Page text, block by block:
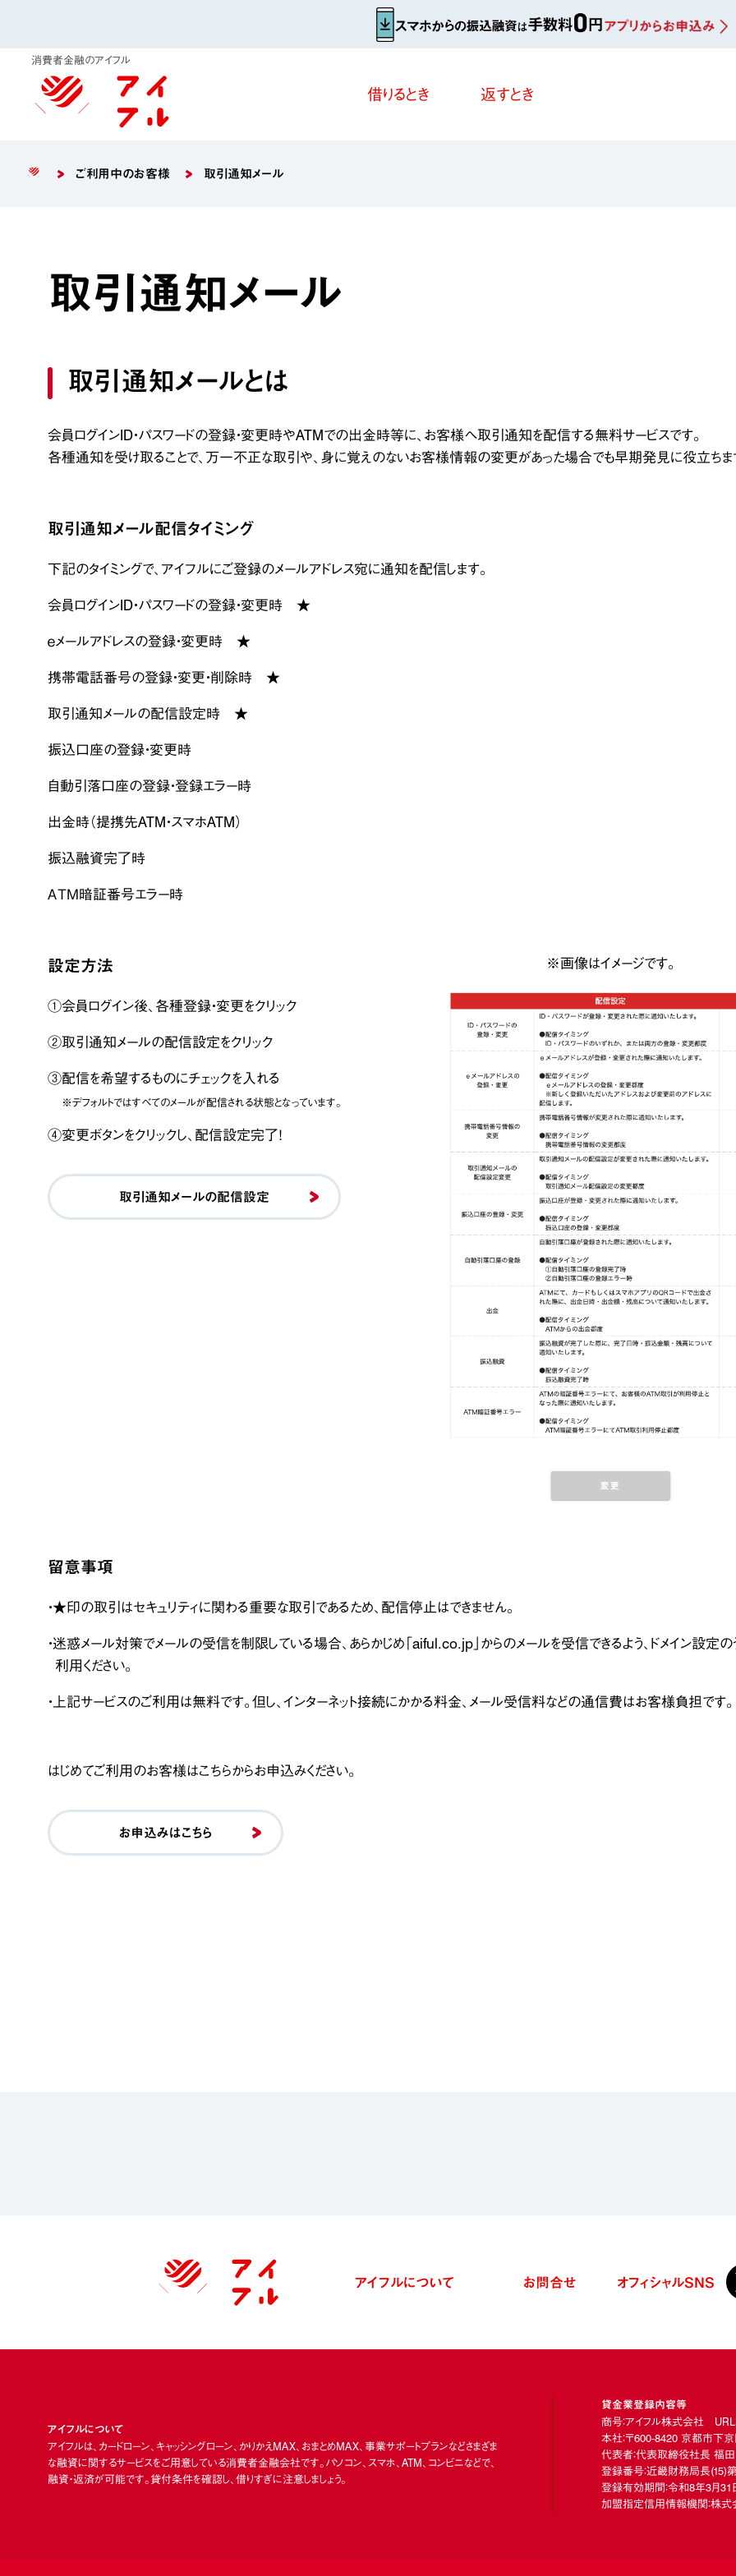
消費者金融のアイフル
借りるとき 返すとき
ご利用中のお客様 取引通知メール
取引通知メール
取引通知メールとは
会員ログインID・パスワードの登録・変更時やATMでの出金時等に、お客様へ取引通知を配信する無料サービスです。
各種通知を受け取ることで、万一不正な取引や、身に覚えのないお客様情報の変更があった場合でも早期発見に役立ちま
取引通知メール配信タイミング
下記のタイミングで、アイフルにご登録のメールアドレス宛に通知を配信します。
会員ログインID・パスワードの登録・変更時 ★
ｅメールアドレスの登録・変更時 ★
携帯電話番号の登録・変更・削除時 ★
取引通知メールの配信設定時 ★
振込口座の登録・変更時
自動引落口座の登録・登録エラー時
出金時（提携先ATM・スマホATM）
振込融資完了時
ＡＴＭ暗証番号エラー時
設定方法
①会員ログイン後、各種登録・変更をクリック
②取引通知メールの配信設定をクリック
③配信を希望するものにチェックを入れる
※デフォルトではすべてのメールが配信される状態となっています。
④変更ボタンをクリックし、配信設定完了！
取引通知メールの配信設定
※画像はイメージです。
留意事項
・★印の取引はセキュリティに関わる重要な取引であるため、配信停止はできません。
・迷惑メール対策でメールの受信を制限している場合、あらかじめ「aiful.co.jp」からのメールを受信できるよう、ドメイン設定の
利用ください。
・上記サービスのご利用は無料です。但し、インターネット接続にかかる料金、メール受信料などの通信費はお客様負担です。
はじめてご利用のお客様はこちらからお申込みください。
お申込みはこちら
アイフルについて お問合せ オフィシャルSNS
アイフルについて
アイフルは、カードローン、キャッシングローン、かりかえMAX、おまとめMAX、事業サポートプランなどさまざま
な融資に関するサービスをご用意している消費者金融会社です。パソコン、スマホ、ATM、コンビニなどで、
融資・返済が可能です。貸付条件を確認し、借りすぎに注意しましょう。
貸金業登録内容等
商号：アイフル株式会社
本社：〒600-8420 京都市下
代表者：代表取締役社長 福
登録番号：近畿財務局長(15)
登録有効期間：令和8年3月31
加盟指定信用情報機関：株式